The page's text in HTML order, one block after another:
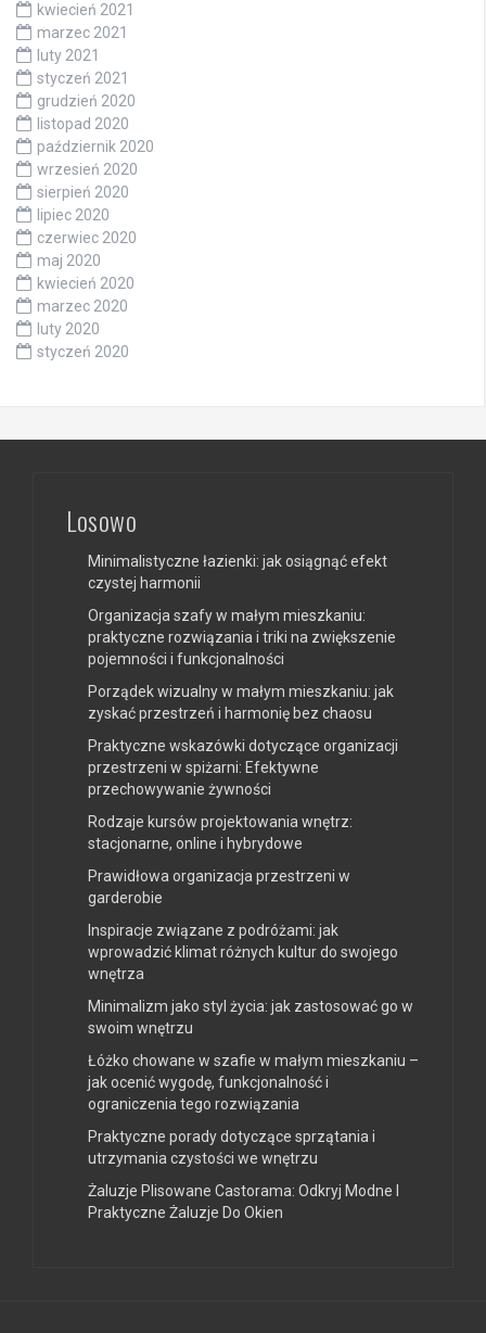
kwiecień 2021
marzec 2021
luty 2021
styczeń 2021
grudzień 2020
listopad 2020
październik 2020
wrzesień 2020
sierpień 2020
lipiec 2020
czerwiec 2020
maj 2020
kwiecień 2020
marzec 2020
luty 2020
styczeń 2020
Losowo
Minimalistyczne łazienki: jak osiągnąć efekt
czystej harmonii
Organizacja szafy w małym mieszkaniu:
praktyczne rozwiązania i triki na zwiększenie
pojemności i funkcjonalności
Porządek wizualny w małym mieszkaniu: jak
zyskać przestrzeń i harmonię bez chaosu
Praktyczne wskazówki dotyczące organizacji
przestrzeni w spiżarni: Efektywne
przechowywanie żywności
Rodzaje kursów projektowania wnętrz:
stacjonarne, online i hybrydowe
Prawidłowa organizacja przestrzeni w
garderobie
Inspiracje związane z podróżami: jak
wprowadzić klimat różnych kultur do swojego
wnętrza
Minimalizm jako styl życia: jak zastosować go w
swoim wnętrzu
Łóżko chowane w szafie w małym mieszkaniu –
jak ocenić wygodę, funkcjonalność i
ograniczenia tego rozwiązania
Praktyczne porady dotyczące sprzątania i
utrzymania czystości we wnętrzu
Żaluzje Plisowane Castorama: Odkryj Modne I
Praktyczne Żaluzje Do Okien